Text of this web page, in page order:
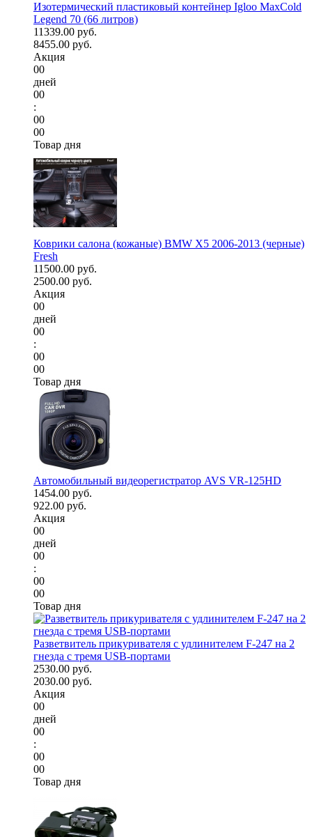
Изотермический пластиковый контейнер Igloo MaxCold
Legend 70 (66 литров)
11339.00 руб.
8455.00 руб.
Акция
00
дней
00
:
00
00
Товар дня
Коврики салона (кожаные) BMW X5 2006-2013 (черные)
Fresh
11500.00 руб.
2500.00 руб.
Акция
00
дней
00
:
00
00
Товар дня
Автомобильный видеорегистратор AVS VR-125HD
1454.00 руб.
922.00 руб.
Акция
00
дней
00
:
00
00
Товар дня
Разветвитель прикуривателя с удлинителем F-247 на 2
гнезда с тремя USB-портами
2530.00 руб.
2030.00 руб.
Акция
00
дней
00
:
00
00
Товар дня